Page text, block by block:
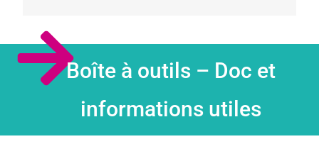
Boîte à outils – Doc et
informations utiles